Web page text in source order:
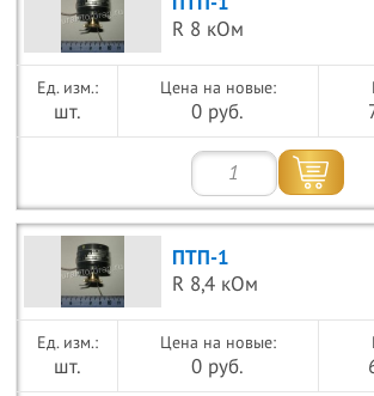
R 8 кОм
шт.
Цена на новые:
0 руб.
ПТП-1
R 8,4 кОм
шт.
Цена на новые:
0 руб.